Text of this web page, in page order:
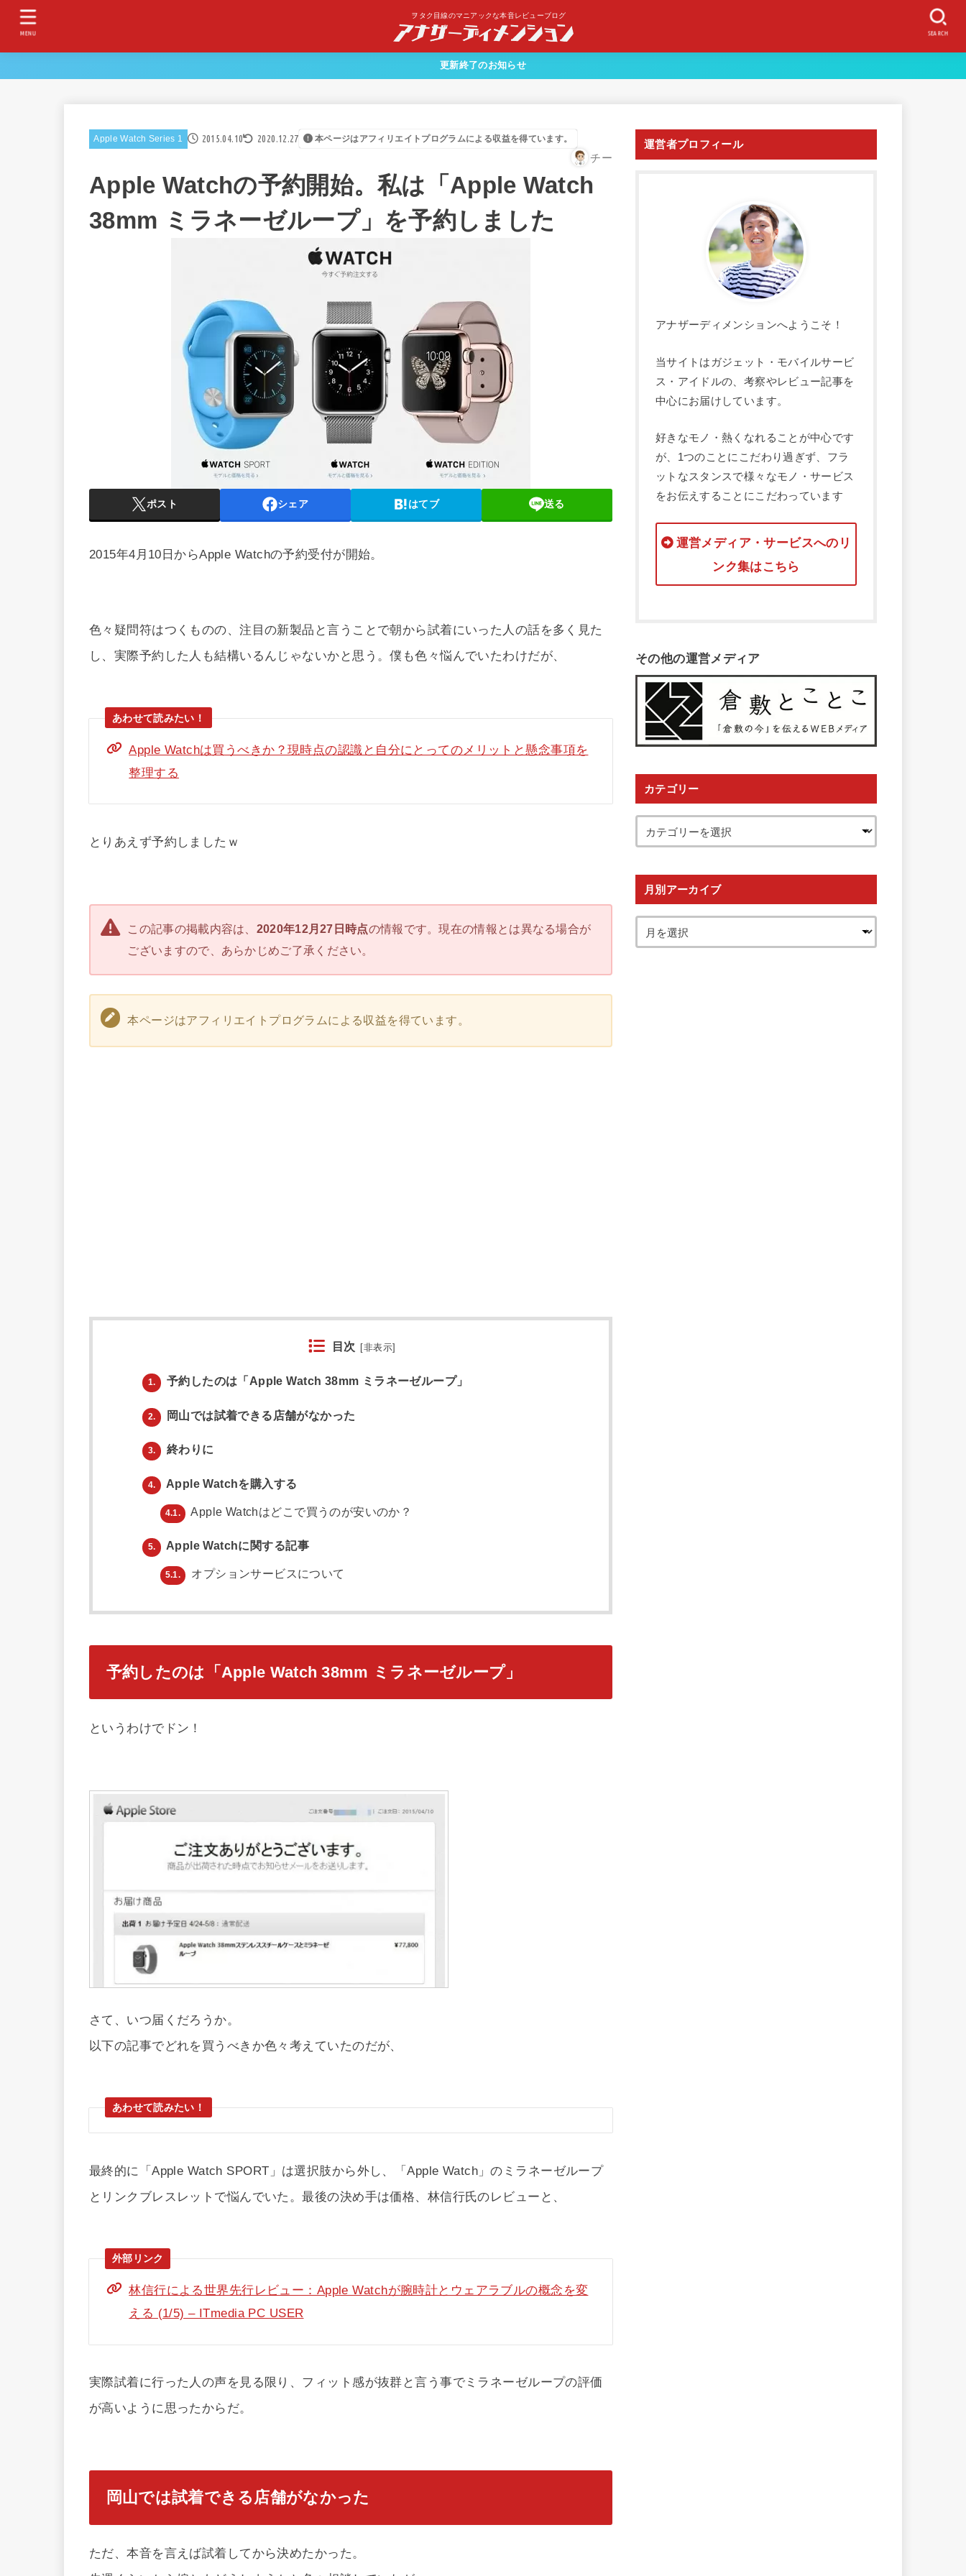
ヲタク目線のマニアックな本音レビューブログ
SEARCH
MENU
更新終了のお知らせ
Apple Watch Series 1 2015.04.10 2020.12.27 本ページはアフィリエイトプログラムによる収益を得ています。
チー
Apple Watchの予約開始。私は「Apple Watch
38mm ミラネーゼループ」を予約しました
ポスト シェア はてブ 送る
2015年4月10日からApple Watchの予約受付が開始。
色々疑問符はつくものの、注目の新製品と言うことで朝から試着にいった人の話を多く見た
し、実際予約した人も結構いるんじゃないかと思う。僕も色々悩んでいたわけだが、
Apple Watchは買うべきか？現時点の認識と自分にとってのメリットと懸念事項を
整理する
とりあえず予約しましたｗ
この記事の掲載内容は、 2020年12月27日時点の情報です。現在の情報とは異なる場合が
ございますので、あらかじめご了承ください。
本ページはアフィリエイトプログラムによる収益を得ています。
目次 [非表示]
1. 予約したのは「Apple Watch 38mm ミラネーゼループ」
2. 岡山では試着できる店舗がなかった
3. 終わりに
4. Apple Watchを購入する
4.1. Apple Watchはどこで買うのが安いのか？
5. Apple Watchに関する記事
5.1. オプションサービスについて
予約したのは「Apple Watch 38mm ミラネーゼループ」
というわけでドン！
さて、いつ届くだろうか。
以下の記事でどれを買うべきか色々考えていたのだが、
最終的に「Apple Watch SPORT」は選択肢から外し、「Apple Watch」のミラネーゼループ
とリンクブレスレットで悩んでいた。最後の決め手は価格、林信行氏のレビューと、
林信行による世界先行レビュー：Apple Watchが腕時計とウェアラブルの概念を変
える (1/5) – ITmedia PC USER
実際試着に行った人の声を見る限り、フィット感が抜群と言う事でミラネーゼループの評価
が高いように思ったからだ。
岡山では試着できる店舗がなかった
ただ、本音を言えば試着してから決めたかった。
運営者プロフィール
アナザーディメンションへようこそ！
当サイトはガジェット・モバイルサービ
ス・アイドルの、考察やレビュー記事を
中心にお届けしています。
好きなモノ・熱くなれることが中心です
が、1つのことにこだわり過ぎず、フラ
ットなスタンスで様々なモノ・サービス
をお伝えすることにこだわっています
運営メディア・サービスへのリ
ンク集はこちら
その他の運営メディア
カテゴリー
月別アーカイブ